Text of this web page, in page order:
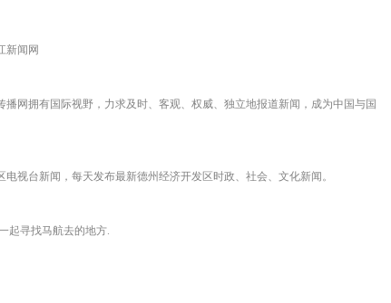
新闻网
网拥有国际视野，力求及时、客观、权威、独立地报道新闻，成为中国与国
视台新闻，每天发布最新德州经济开发区时政、社会、文化新闻。
起寻找马航去的地方.